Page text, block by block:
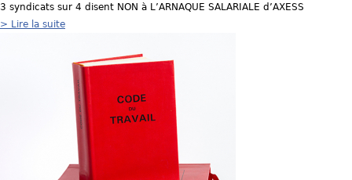
3 syndicats sur 4 disent NON à L’ARNAQUE SALARIALE d’AXESS
> Lire la suite